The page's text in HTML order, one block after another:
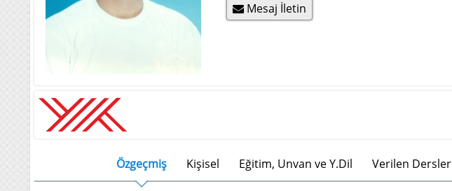
Mesaj İletin
Özgeçmiş Kişisel Eğitim, Unvan ve Y.Dil Verilen Dersler